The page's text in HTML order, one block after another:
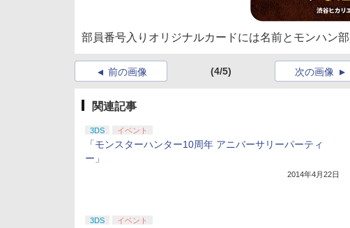
部員番号入りオリジナルカードには名前とモンハン
前の画像 (4/5) 次の画像
関連記事
3DS イベント
「モンスターハンター10周年 アニバーサリーパーティ
ー」
2014年4月22日
3DS イベント